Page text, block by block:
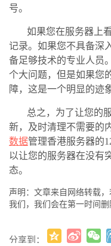
号。
如果您在服务器上
记录。如果您不具备深
备足够技术的专业人员
个大问题，但是如果您
障，这是一个明显的迹
总之，为了让您的
新，及时清理不需要的
数据管理香港服务器的
以让您的服务器在没有
态。
声明：文章来自网络转载
我们，我们会在第一时间删
分享到：